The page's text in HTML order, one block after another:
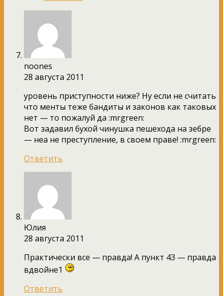
noones
28 августа 2011
уровень приступности ниже? Ну если не считать
что менты теже бандиты и законов как таковых
нет — то пожалуй да :mrgreen:
Вот задавил бухой чинушка пешехода на зебре
— неа не преступление, в своем праве! :mrgreen:
Ответить
Юлия
28 августа 2011
Практически все — правда! А пункт 43 — правда
вдвойне1
Ответить